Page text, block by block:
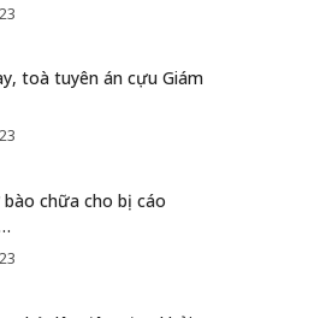
toà tuyên án cựu Giám
bào chữa cho bị cáo